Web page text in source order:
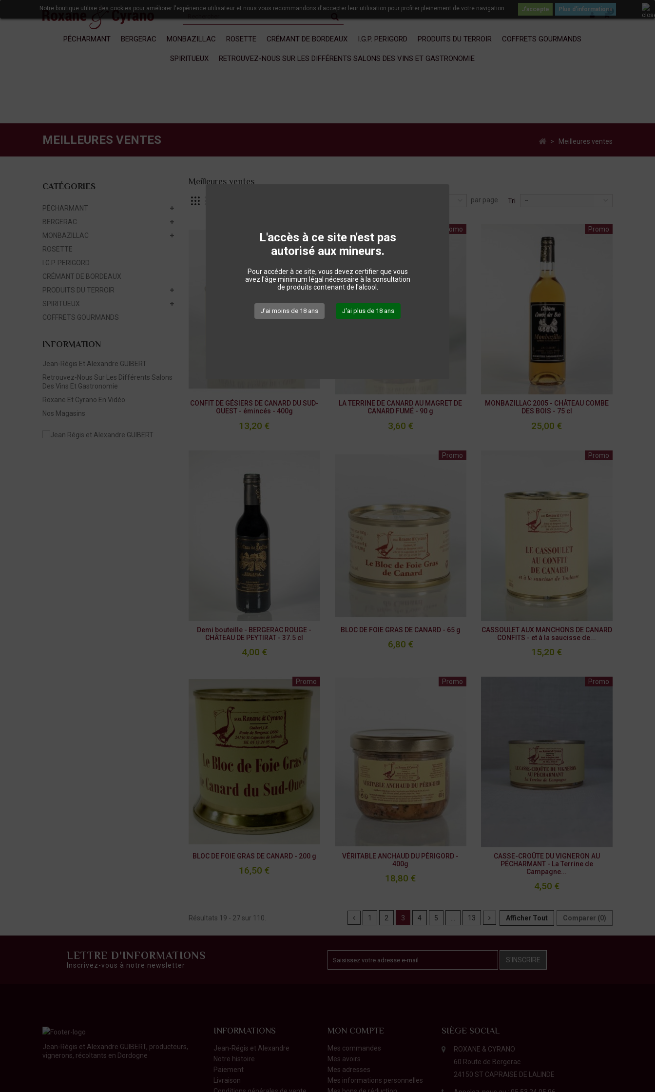
0
Notre boutique utilise des cookies pour améliorer l'expérience utilisateur et nous vous recommandons d'accepter leur utilisation pour profiter pleinement de votre navigation. Plus d'informations
PÉCHARMANT BERGERAC MONBAZILLAC ROSETTE CRÉMANT DE BORDEAUX I.G.P. PERIGORD PRODUITS DU TERROIR COFFRETS GOURMANDS
SPIRITUEUX RETROUVEZ-NOUS SUR LES DIFFÉRENTS SALONS DES VINS ET GASTRONOMIE
L'accès à ce site n'est pas
autorisé aux mineurs.
Pour accéder à ce site, vous devez certifier que vous
avez l'âge minimum légal nécessaire à la consultation
de produits contenant de l'alcool.
J'ai moins de 18 ans J'ai plus de 18 ans
MEILLEURES VENTES > Meilleures ventes
CATÉGORIES
PÉCHARMANT
BERGERAC
MONBAZILLAC
ROSETTE
I.G.P. PERIGORD
CRÉMANT DE BORDEAUX
PRODUITS DU TERROIR
SPIRITUEUX
COFFRETS GOURMANDS
INFORMATION
Jean-Régis Et Alexandre GUIBERT
Retrouvez-Nous Sur Les Différents Salons
Des Vins Et Gastronomie
Roxane Et Cyrano En Vidéo
Nos Magasins
Meilleures ventes
Tri --
par page
CONFIT DE GÉSIERS DE CANARD DU SUD-
OUEST - émincés - 400g
13,20 €
Promo
LA TERRINE DE CANARD AU MAGRET DE
CANARD FUMÉ - 90 g
3,60 €
Promo
MONBAZILLAC 2005 - CHÂTEAU COMBE
DES BOIS - 75 cl
25,00 €
Demi bouteille - BERGERAC ROUGE -
CHÂTEAU DE PEYTIRAT - 37.5 cl
4,00 €
Promo
BLOC DE FOIE GRAS DE CANARD - 65 g
6,80 €
Promo
CASSOULET AUX MANCHONS DE CANARD
CONFITS - et à la saucisse de...
15,20 €
Promo
BLOC DE FOIE GRAS DE CANARD - 200 g
16,50 €
Promo
VÉRITABLE ANCHAUD DU PÉRIGORD -
400g
18,80 €
Promo
CASSE-CROÛTE DU VIGNERON AU
PÉCHARMANT - La Terrine de
Campagne...
4,50 €
Comparer (0)
Afficher Tout
1 2 3 4 5 ... 13
Résultats 19 - 27 sur 110.
LETTRE D'INFORMATIONS
Inscrivez-vous à notre newsletter
S'INSCRIRE
Jean-Régis et Alexandre GUIBERT, producteurs,
vignerons, récoltants en Dordogne
INFORMATIONS
Jean-Régis et Alexandre
Notre histoire
Paiement
Livraison
MON COMPTE
Mes commandes
Mes avoirs
Mes adresses
Mes informations personnelles
SIÈGE SOCIAL
ROXANE & CYRANO
60 Route de Bergerac
24150 ST CAPRAISE DE LALINDE